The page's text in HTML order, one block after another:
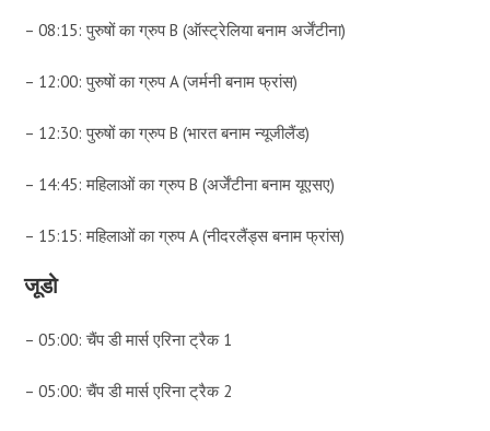
– 08:15: पुरुषों का ग्रुप B (ऑस्ट्रेलिया बनाम अर्जेंटीना)
– 12:00: पुरुषों का ग्रुप A (जर्मनी बनाम फ्रांस)
– 12:30: पुरुषों का ग्रुप B (भारत बनाम न्यूजीलैंड)
– 14:45: महिलाओं का ग्रुप B (अर्जेंटीना बनाम यूएसए)
– 15:15: महिलाओं का ग्रुप A (नीदरलैंड्स बनाम फ्रांस)
जूडो
– 05:00: चैंप डी मार्स एरिना ट्रैक 1
– 05:00: चैंप डी मार्स एरिना ट्रैक 2